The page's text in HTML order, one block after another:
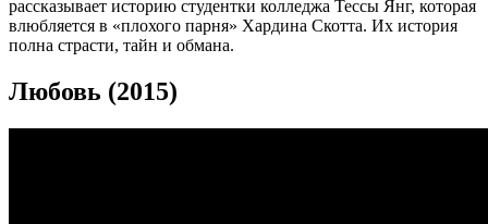
рассказывает историю студентки колледжа Тессы Янг, которая
влюбляется в «плохого парня» Хардина Скотта. Их история
полна страсти, тайн и обмана.
Любовь (2015)